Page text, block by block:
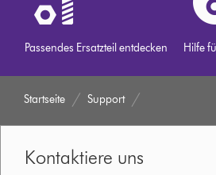
Passendes Ersatzteil entdecken Hilfe
Startseite Support
Kontaktiere uns